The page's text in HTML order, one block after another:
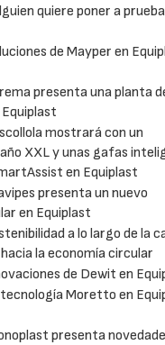
quiere poner a
de Mayper en
presenta una planta
mostrará con un
XXL y unas gafas
en Equiplast
presenta un nuevo
en Equiplast
a lo largo de la
la economía circular
de Dewit en
Moretto en
presenta